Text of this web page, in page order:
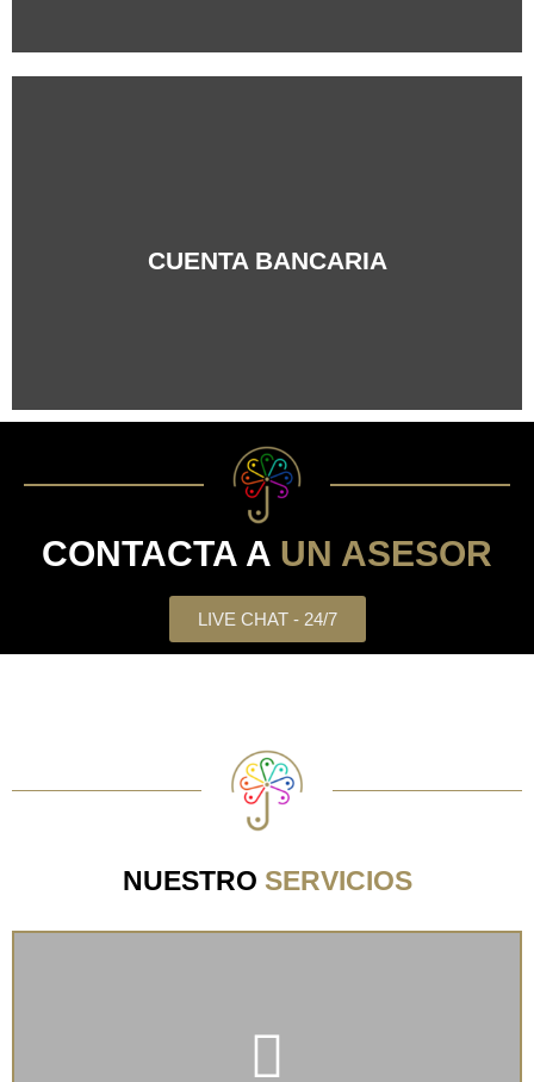
CUENTA BANCARIA
+Info
CONTACTA A UN ASESOR
LIVE CHAT - 24/7
NUESTRO SERVICIOS
Llegar a un nuevo país o realizar tus trámites de